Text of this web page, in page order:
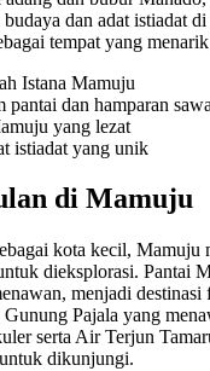
dan adat istiadat
tempat yang
Istana Mamuju
pantai dan hamparan
yang lezat
istiadat yang unik
di Mamuju
kota kecil, Mamuju
dieksplorasi. Pantai
menjadi destinasi
Pajala yang
serta Air Terjun
dikunjungi.